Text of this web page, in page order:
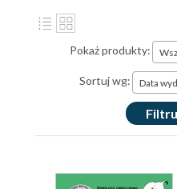
Pokaż produkty:
Sortuj wg: Data